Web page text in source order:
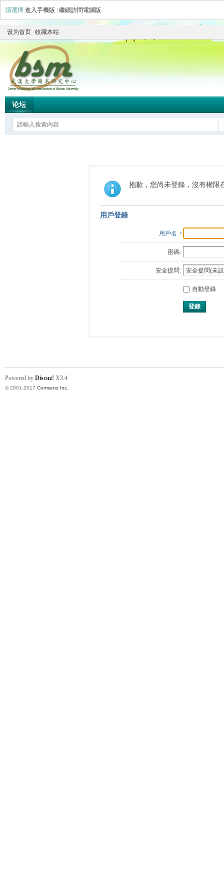
請選擇 進入手機版 繼續訪問電腦版
设为首页 收藏本站
论坛
抱歉，您尚未登錄，沒有權限
用戶登錄
用戶名
密碼:
安全提問:
自動登錄
登錄
Powered by Discuz! X3.4
© 2001-2017 Comsenz Inc.